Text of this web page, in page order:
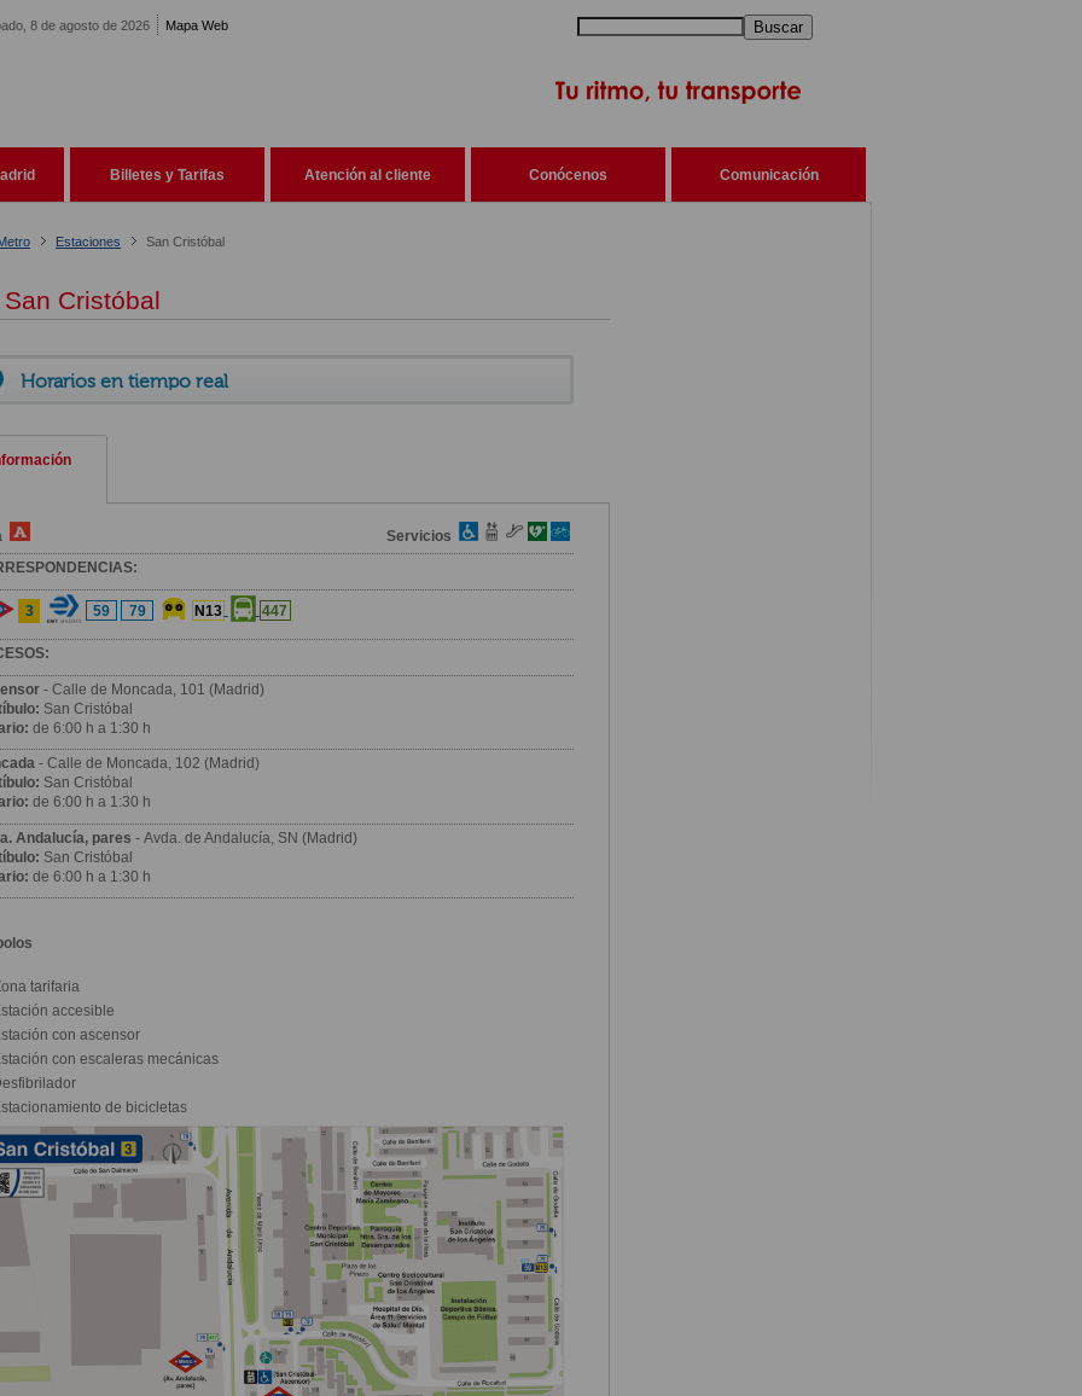
8 de agosto de 2026 Mapa Web Buscar
Billetes y Tarifas Atención al cliente Conócenos Comunicación
Estaciones San Cristóbal
Cristóbal
Horarios en tiempo real
Servicios
3 59 79 N13 447
- Calle de Moncada, 101 (Madrid)
San Cristóbal
de 6:00 h a 1:30 h
- Calle de Moncada, 102 (Madrid)
San Cristóbal
de 6:00 h a 1:30 h
Andalucía, pares - Avda. de Andalucía, SN (Madrid)
San Cristóbal
de 6:00 h a 1:30 h
tarifaria
accesible
con ascensor
con escaleras mecánicas
de bicicletas